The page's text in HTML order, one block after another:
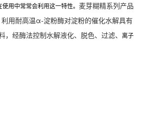
用中常常会利用这一特性。 麦芽糊精系列产品
用耐高温α-淀粉酶对淀粉的催化水解具有
经酶法控制水解液化、脱色、过滤、
离子